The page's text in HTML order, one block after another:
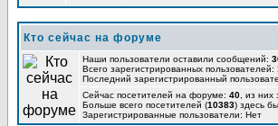
Кто сейчас на форуме
Наши пользователи оставили сообщений:
Всего зарегистрированных пользователей:
Последний зарегистрированный
Сейчас посетителей на форуме: 40 , из
Больше всего посетителей (10383) здесь
Зарегистрированные пользователи: Нет